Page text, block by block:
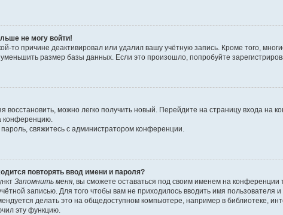
не могу войти!
то причине деактивировал или удалил вашу учётную запись. Кроме того,
размер базы данных. Если это произошло, попробуйте
восстановить, можно легко получить новый. Перейдите на страницу входа на
конференцию.
свяжитесь с администратором конференции.
повторять ввод имени и пароля?
Запомнить меня , вы сможете оставаться под своим именем на конференции
записью. Для того чтобы вам не приходилось вводить имя
делать это на общедоступном компьютере, например в библиотеке,
эту функцию.